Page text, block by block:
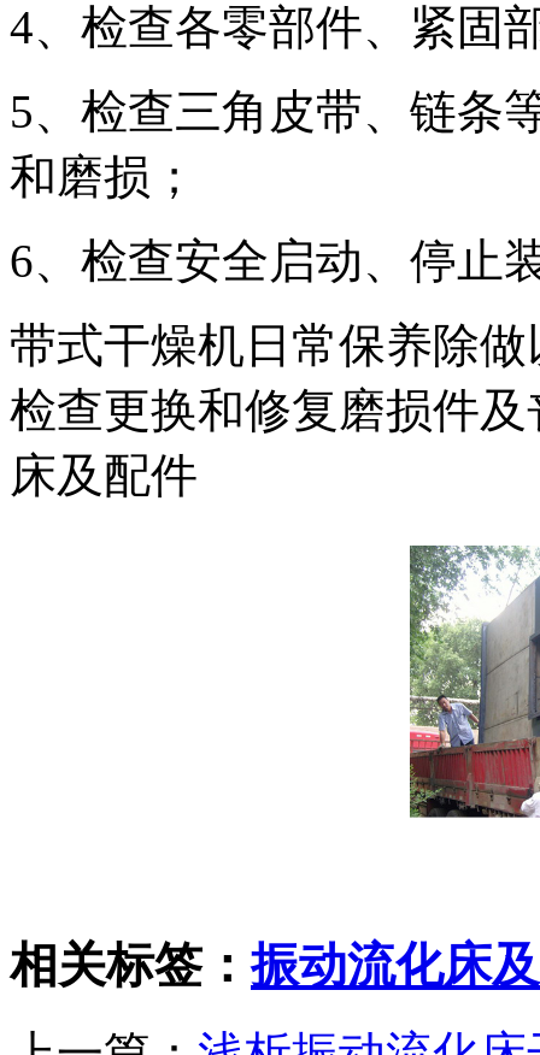
4、检查各零部件、紧固
5、检查三角皮带、链条
和磨损；
6、检查安全启动、停止
带式干燥机日常保养除
检查更换和修复磨损件
床及配件
相关标签：振动流化床